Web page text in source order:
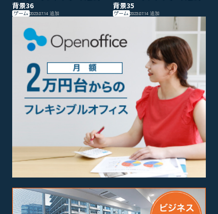
背景36
ゲーム 2023.07.14 追加
背景35
ゲーム 2023.07.14追加